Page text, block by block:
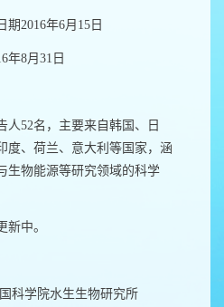
2016年6月15日
8月31日
52名，主要来自韩国、日
度、荷兰、意大利等国家，涵
生物能源等研究领域的科学
中。
学院水生生物研究所